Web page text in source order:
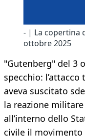
- | La copertina
ottobre 2025
"Gutenberg" del 3
specchio:
aveva suscitato
la reazione
all’interno dello
civile il